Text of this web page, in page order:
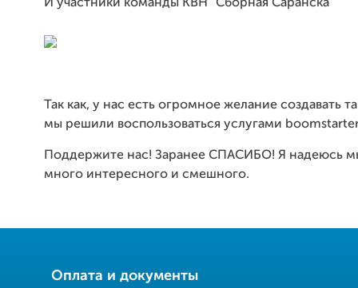
И участники команды КВН "Сборная Саранска"
Так как, у нас есть огромное желание создавать
мы решили воспользоваться услугами
Поддержите нас! Заранее СПАСИБО! Я надеюсь
много интересного и смешного.
Оплата и документы